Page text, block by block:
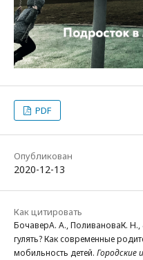
PDF
Опубликован
2020-12-13
Как цитировать
БочаверА. А., ПоливановаК. Н.,
гулять? Как современные
мобильность детей. Городские